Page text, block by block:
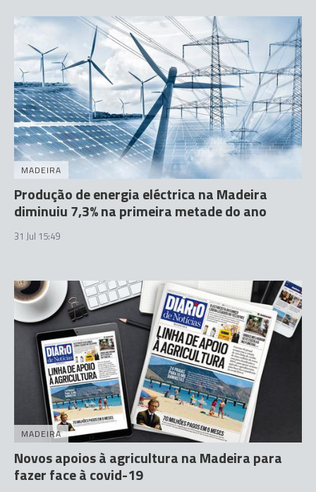
MADEIRA
Produção de energia eléctrica na Madeira
diminuiu 7,3% na primeira metade do ano
31 Jul 15:49
MADEIRA
Novos apoios à agricultura na Madeira para
fazer face à covid-19